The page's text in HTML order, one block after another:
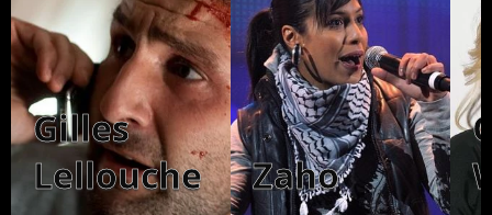
Gilles
Lellouche
Zaho